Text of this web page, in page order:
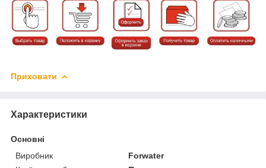
Приховати
Характеристики
Основні
Виробник
Forwater